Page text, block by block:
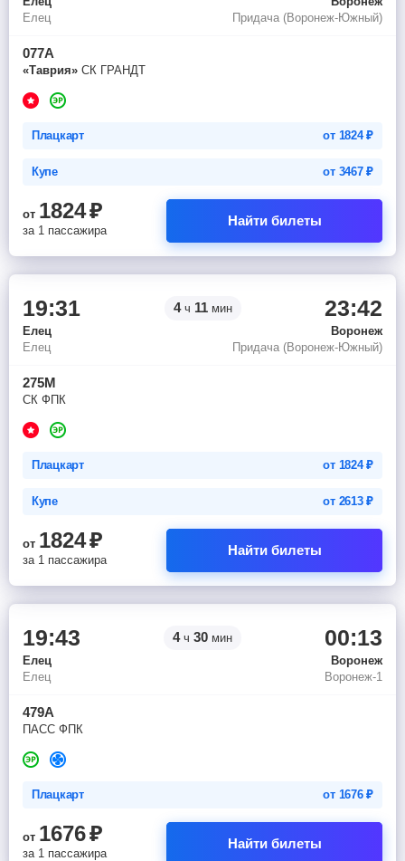
Елец
Придача (Воронеж-Южный)
077А
«Таврия» СК ГРАНДТ
Плацкарт от 1824₽
Купе от 3467₽
от 1824₽
за 1 пассажира
Найти билеты
19:31 4ч 11мин 23:42
Елец
Воронеж
Елец
Придача (Воронеж-Южный)
275М
СК ФПК
Плацкарт от 1824₽
Купе от 2613₽
от 1824₽
за 1 пассажира
Найти билеты
19:43 4ч 30 мин 00:13
Елец
Воронеж
Елец
Воронеж-1
479А
ПАСС ФПК
Плацкарт от 1676₽
от 1676₽
за 1 пассажира
Найти билеты